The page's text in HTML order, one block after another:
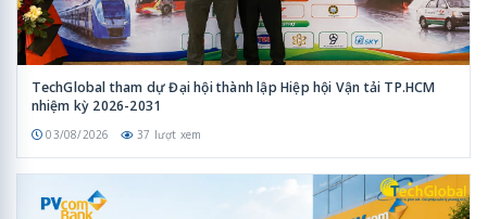
TechGlobal tham dự Đại hội thành lập Hiệp hội Vận tải TP.HCM
nhiệm kỳ 2026-2031
03/08/2026 37 lượt xem